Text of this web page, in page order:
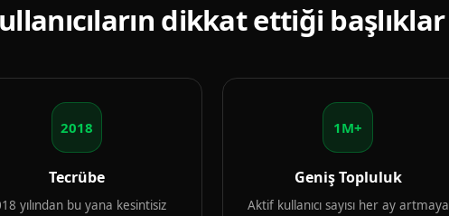
dikkat ettiği başlıklar
2018
Tecrübe
yılından bu yana kesintisiz
1M+
Geniş Topluluk
Aktif kullanıcı sayısı her ay artmaya